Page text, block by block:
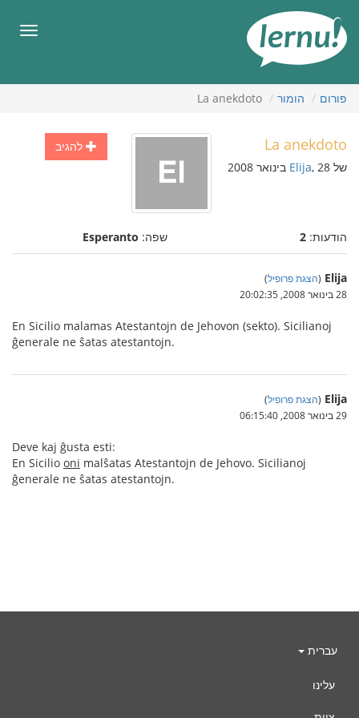
העניינים
פורום הומור La anekdoto
להגיב La anekdoto
של Elija, 28 בינואר 2008
הודעות: 2 שפה: Esperanto
Elija
(הצגת פרופיל)
28 בינואר 2008, 20:02:35
En Sicilio malamas Atestantojn de Jehovon (sekto). Sicilianoj
ĝenerale ne ŝatas atestantojn.
Elija
(הצגת פרופיל)
29 בינואר 2008, 06:15:40
Deve kaj ĝusta esti:
En Sicilio oni malŝatas Atestantojn de Jehovo. Sicilianoj
ĝenerale ne ŝatas atestantojn.
עברית
עלינו